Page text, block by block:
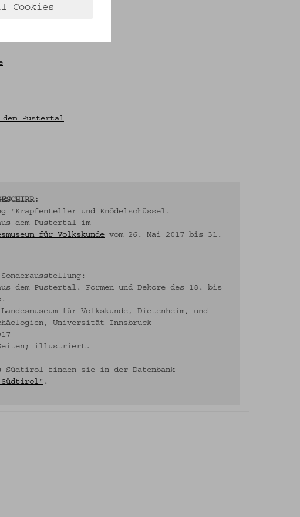
Pustertal
"Krapfenteller und Knödelschüssel.
dem Pustertal im
für Volkskunde vom 26. Mai 2017 bis 31.
dem Pustertal. Formen und Dekore des 18. bis
für Volkskunde, Dietenheim, und
Universität Innsbruck
Seiten; illustriert.
Südtirol finden sie in der Datenbank
.
Cookies